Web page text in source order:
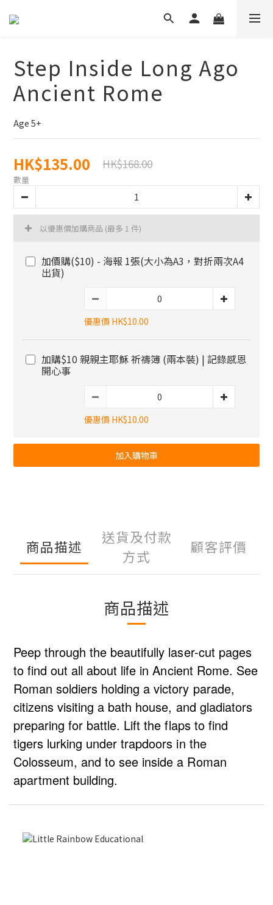
Step Inside Long Ago
Ancient Rome
Age 5+
HK$135.00 HK$168.00
數量
以優惠價加購商品 (最多 1 件)
加價購($10) - 海報 1張(大小為A3，對折兩次A4
出貨)
優惠價 HK$10.00
加購$10 親親主耶穌 祈禱簿 (兩本裝) | 記錄感恩
開心事
優惠價 HK$10.00
加入購物車
商品描述
送貨及付款
方式
顧客評價
商品描述
Peep through the beautifully laser-cut pages
to find out all about life in Ancient Rome. See
Roman soldiers holding a victory parade,
citizens visiting a bath house, and gladiators
preparing for battle. Lift the flaps to find
tigers lurking under trapdoors in the
Colosseum, and to see inside a Roman
apartment building.